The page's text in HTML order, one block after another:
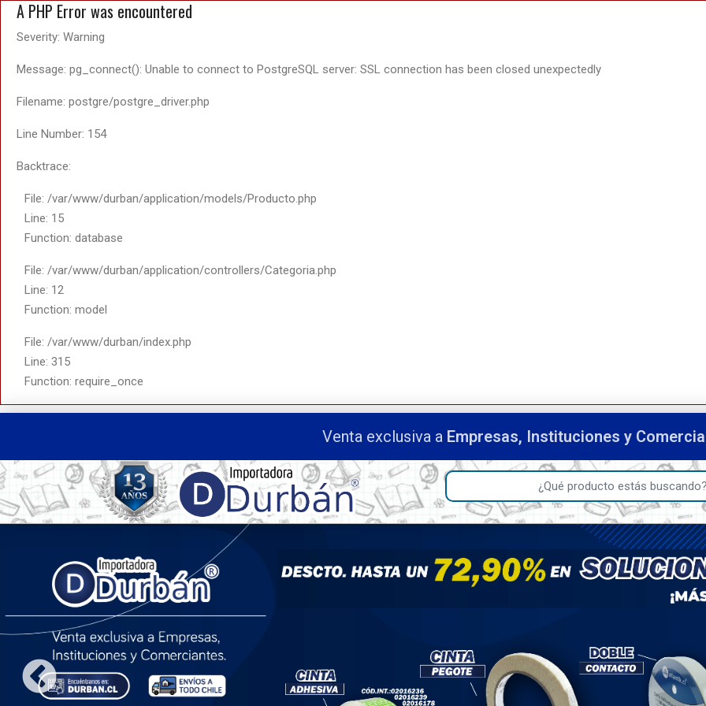
A PHP Error was encountered
Severity: Warning
Message: pg_connect(): Unable to connect to PostgreSQL server: SSL connection has been closed unexpectedly
Filename: postgre/postgre_driver.php
Line Number: 154
Backtrace:
File: /var/www/durban/application/models/Producto.php
Line: 15
Function: database
File: /var/www/durban/application/controllers/Categoria.php
Line: 12
Function: model
File: /var/www/durban/index.php
Line: 315
Function: require_once
Venta exclusiva a Empresas, Instituciones y